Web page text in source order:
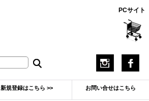
PCサイト
新規登録はこちら >> お問い合せはこちら